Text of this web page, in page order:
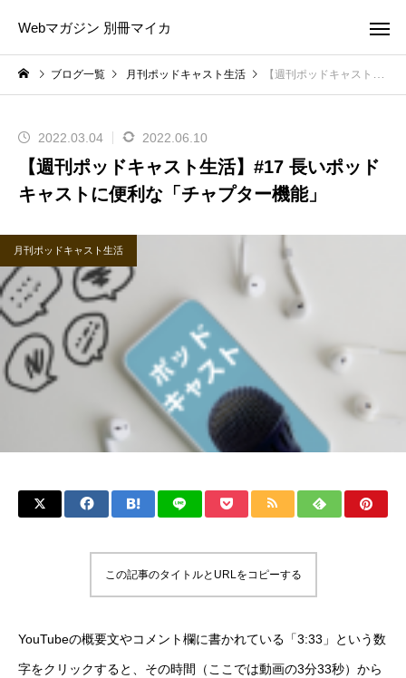
Webマガジン 別冊マイカ
ブログ一覧 月刊ポッドキャスト生活 【週刊ポッドキャスト生活】#17 長いポッドキャストに便利な「チャプター機能」
2022.03.04 2022.06.10
【週刊ポッドキャスト生活】#17 長いポッド
キャストに便利な「チャプター機能」
月刊ポッドキャスト生活
この記事のタイトルとURLをコピーする
YouTubeの概要文やコメント欄に書かれている「3:33」という数
字をクリックすると、その時間（ここでは動画の3分33秒）から